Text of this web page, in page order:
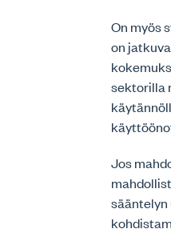
On myös
on
sektorilla
Jos